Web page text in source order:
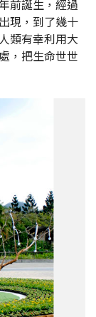
前誕生，經過
現，到了幾十
類有幸利用大
，把生命世世